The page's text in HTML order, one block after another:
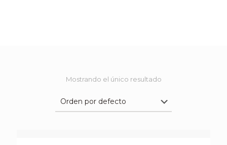
Mostrando el único resultado